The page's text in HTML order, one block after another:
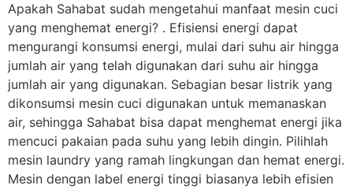
Apakah Sahabat sudah mengetahui manfaat mesin cuci
yang menghemat energi? . Efisiensi energi dapat
mengurangi konsumsi energi, mulai dari suhu air hingga
jumlah air yang telah digunakan dari suhu air hingga
jumlah air yang digunakan. Sebagian besar listrik yang
dikonsumsi mesin cuci digunakan untuk memanaskan
air, sehingga Sahabat bisa dapat menghemat energi jika
mencuci pakaian pada suhu yang lebih dingin. Pilihlah
mesin laundry yang ramah lingkungan dan hemat energi.
Mesin dengan label energi tinggi biasanya lebih efisien